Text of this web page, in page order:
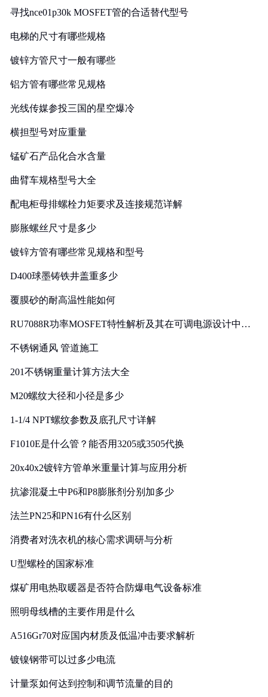
寻找nce01p30k MOSFET管的合适替代型号
电梯的尺寸有哪些规格
镀锌方管尺寸一般有哪些
铝方管有哪些常见规格
光线传媒参投三国的星空爆冷
横担型号对应重量
锰矿石产品化合水含量
曲臂车规格型号大全
配电柜母排螺栓力矩要求及连接规范详解
膨胀螺丝尺寸是多少
镀锌方管有哪些常见规格和型号
D400球墨铸铁井盖重多少
覆膜砂的耐高温性能如何
RU7088R功率MOSFET特性解析及其在可调电源设计中的
不锈钢通风 管道施工
201不锈钢重量计算方法大全
M20螺纹大径和小径是多少
1-1/4 NPT螺纹参数及底孔尺寸详解
F1010E是什么管？能否用3205或3505代换
20x40x2镀锌方管单米重量计算与应用分析
抗渗混凝土中P6和P8膨胀剂分别加多少
法兰PN25和PN16有什么区别
消费者对洗衣机的核心需求调研与分析
U型螺栓的国家标准
煤矿用电热取暖器是否符合防爆电气设备标准
照明母线槽的主要作用是什么
A516Gr70对应国内材质及低温冲击要求解析
镀镍钢带可以过多少电流
计量泵如何达到控制和调节流量的目的